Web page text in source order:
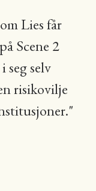
Lies får
Scene 2
seg selv
risikovilje